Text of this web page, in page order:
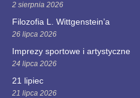
2 sierpnia 2026
Filozofia L. Wittgenstein’a
26 lipca 2026
Imprezy sportowe i artystyczne
24 lipca 2026
21 lipiec
21 lipca 2026